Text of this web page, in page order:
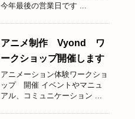
今年最後の営業日です ...
アニメ制作 Vyond ワ
ークショップ開催します
アニメーション体験ワークショ
ップ 開催 イベントやマニュ
アル、コミュニケーション ...